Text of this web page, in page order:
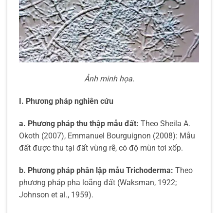
Ảnh minh họa.
I. Phương pháp nghiên cứu
a. Phương pháp thu thập mẫu đất: Theo Sheila A.
Okoth (2007), Emmanuel Bourguignon (2008): Mẫu
đất được thu tại đất vùng rễ, có độ mùn tơi xốp.
b. Phương pháp phân lập mẫu Trichoderma: Theo
phương pháp pha loãng đất (Waksman, 1922;
Johnson et al., 1959).